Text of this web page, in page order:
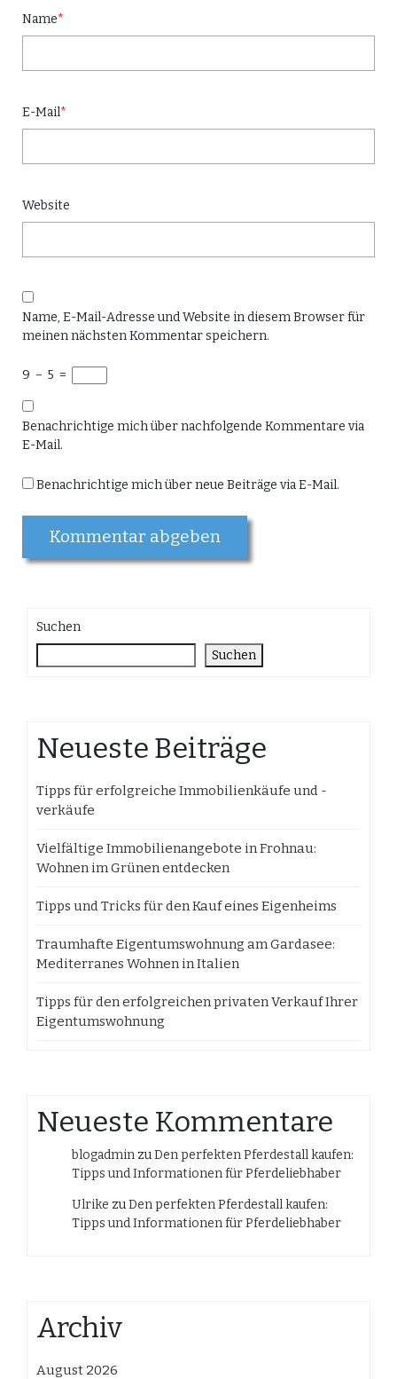
Name*
E-Mail*
Website
Name, E-Mail-Adresse und Website in diesem Browser für
meinen nächsten Kommentar speichern.
9 − 5 =
Benachrichtige mich über nachfolgende Kommentare via
E-Mail.
Benachrichtige mich über neue Beiträge via E-Mail.
Suchen
Suchen
Neueste Beiträge
Tipps für erfolgreiche Immobilienkäufe und -
verkäufe
Vielfältige Immobilienangebote in Frohnau:
Wohnen im Grünen entdecken
Tipps und Tricks für den Kauf eines Eigenheims
Traumhafte Eigentumswohnung am Gardasee:
Mediterranes Wohnen in Italien
Tipps für den erfolgreichen privaten Verkauf Ihrer
Eigentumswohnung
Neueste Kommentare
blogadmin zuDen perfekten Pferdestall kaufen:
Tipps und Informationen für Pferdeliebhaber
Ulrike zuDen perfekten Pferdestall kaufen:
Tipps und Informationen für Pferdeliebhaber
Archiv
August 2026